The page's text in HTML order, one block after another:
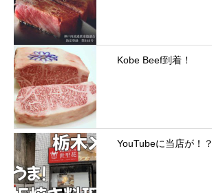
Kobe Beef到着！
YouTubeに当店が！？